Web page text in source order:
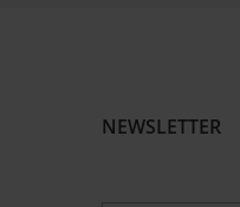
NEWSLETTER